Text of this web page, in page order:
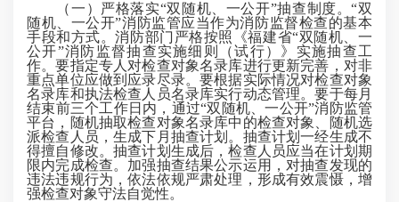
（一）严格落实“双随机、一公开”抽查制度。“双
随机、一公开”消防监管应当作为消防监督检查的基本
手段和方式。消防部门严格按照《福建省“双随机、一
公开”消防监督抽查实施细则（试行）》实施抽查工
作。要指定专人对检查对象名录库进行更新完善，对非
重点单位应做到应录尽录。要根据实际情况对检查对象
名录库和执法检查人员名录库实行动态管理。要于每月
结束前三个工作日内，通过“双随机、一公开”消防监管
平台，随机抽取检查对象名录库中的检查对象、随机选
派检查人员，生成下月抽查计划。抽查计划一经生成不
得擅自修改。抽查计划生成后，检查人员应当在计划期
限内完成检查。加强抽查结果公示运用，对抽查发现的
违法违规行为，依法依规严肃处理，形成有效震慑，增
强检查对象守法自觉性。